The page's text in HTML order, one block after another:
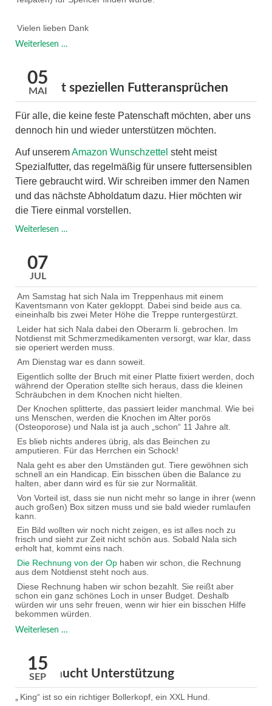
Vielen lieben Dank
Weiterlesen …
Dauermedikament
05
MAI
Tiere mit speziellen Futteransprüchen
Für alle, die keine feste Patenschaft möchten, aber uns
dennoch hin und wieder unterstützen möchten.
Auf unseremAmazon Wunschzettel steht meist
Spezialfutter, das regelmäßig für unsere futtersensiblen
Tiere gebraucht wird. Wir schreiben immer den Namen
und das nächste Abholdatum dazu. Hier möchten wir
die Tiere einmal vorstellen.
Weiterlesen …
07
JUL
"Nala"
Am Samstag hat sich Nala im Treppenhaus mit einem
Kaventsmann von Kater gekloppt. Dabei sind beide aus ca.
eineinhalb bis zwei Meter Höhe die Treppe runtergestürzt.
Leider hat sich Nala dabei den Oberarm li. gebrochen. Im
Notdienst mit Schmerzmedikamenten versorgt, war klar, dass
sie operiert werden muss.
Am Dienstag war es dann soweit.
Eigentlich sollte der Bruch mit einer Platte fixiert werden, doch
während der Operation stellte sich heraus, dass die kleinen
Schräubchen in dem Knochen nicht hielten.
Der Knochen splitterte, das passiert leider manchmal. Wie bei
uns Menschen, werden die Knochen im Alter porös
(Osteoporose) und Nala ist ja auch „schon“ 11 Jahre alt.
Es blieb nichts anderes übrig, als das Beinchen zu
amputieren. Für das Herrchen ein Schock!
Nala geht es aber den Umständen gut. Tiere gewöhnen sich
schnell an ein Handicap. Ein bisschen üben die Balance zu
halten, aber dann wird es für sie zur Normalität.
Von Vorteil ist, dass sie nun nicht mehr so lange in ihrer (wenn
auch großen) Box sitzen muss und sie bald wieder rumlaufen
kann.
Ein Bild wollten wir noch nicht zeigen, es ist alles noch zu
frisch und sieht zur Zeit nicht schön aus. Sobald Nala sich
erholt hat, kommt eins nach.
Die Rechnung von der Ophaben wir schon, die Rechnung
aus dem Notdienst steht noch aus.
Diese Rechnung haben wir schon bezahlt. Sie reißt aber
schon ein ganz schönes Loch in unser Budget. Deshalb
würden wir uns sehr freuen, wenn wir hier ein bisschen Hilfe
bekommen würden.
Weiterlesen …
15
SEP
King braucht Unterstützung
„ King“ ist so ein richtiger Bollerkopf, ein XXL Hund.